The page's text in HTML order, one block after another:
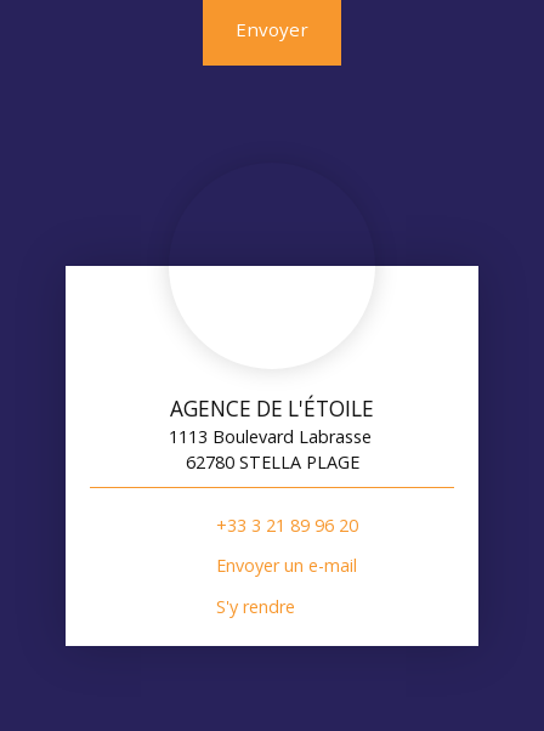
Envoyer
AGENCE DE L'ÉTOILE
1113 Boulevard Labrasse
62780 STELLA PLAGE
+33 3 21 89 96 20
Envoyer un e-mail
S'y rendre